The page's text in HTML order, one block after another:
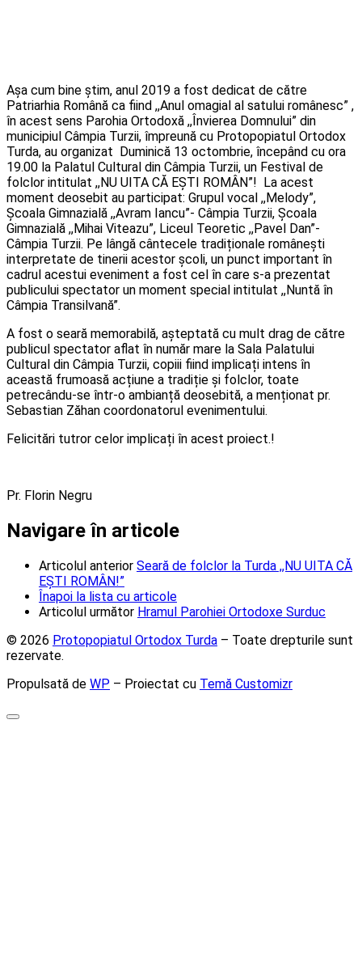
Așa cum bine știm, anul 2019 a fost dedicat de către
Patriarhia Română ca fiind ,,Anul omagial al satului românesc” ,
în acest sens Parohia Ortodoxă ,,Învierea Domnului” din
municipiul Câmpia Turzii, împreună cu Protopopiatul Ortodox
Turda, au organizat Duminică 13 octombrie, începând cu ora
19.00 la Palatul Cultural din Câmpia Turzii, un Festival de
folclor intitulat ,,NU UITA CĂ EȘTI ROMÂN”! La acest
moment deosebit au participat: Grupul vocal ,,Melody”,
Școala Gimnazială ,,Avram Iancu”- Câmpia Turzii, Școala
Gimnazială ,,Mihai Viteazu”, Liceul Teoretic ,,Pavel Dan”-
Câmpia Turzii. Pe lângă cântecele tradiționale românești
interpretate de tinerii acestor școli, un punct important în
cadrul acestui eveniment a fost cel în care s-a prezentat
publicului spectator un moment special intitulat ,,Nuntă în
Câmpia Transilvană”.
A fost o seară memorabilă, așteptată cu mult drag de către
publicul spectator aflat în număr mare la Sala Palatului
Cultural din Câmpia Turzii, copiii fiind implicați intens în
această frumoasă acțiune a tradiție și folclor, toate
petrecându-se într-o ambianță deosebită, a menționat pr.
Sebastian Zăhan coordonatorul evenimentului.
Felicitări tutror celor implicați în acest proiect.!
Pr. Florin Negru
Navigare în articole
Articolul anterior Seară de folclor la Turda ,,NU UITA CĂ
EȘTI ROMÂN!”
Înapoi la lista cu articole
Articolul următor Hramul Parohiei Ortodoxe Surduc
© 2026 Protopopiatul Ortodox Turda – Toate drepturile sunt
rezervate.
Propulsată de WP – Proiectat cu Temă Customizr